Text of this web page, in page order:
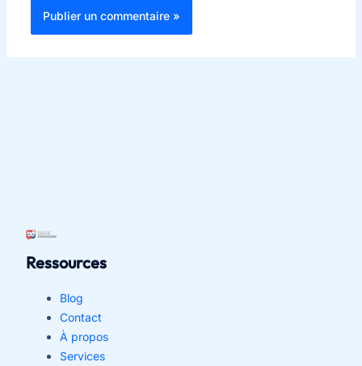
Ressources
Blog
Contact
À propos
Services